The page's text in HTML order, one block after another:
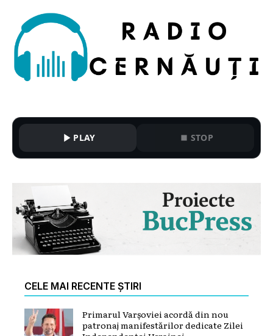
PLAY STOP
CELE MAI RECENTE ȘTIRI
Primarul Varșoviei acordă din nou
patronaj manifestărilor dedicate Zilei